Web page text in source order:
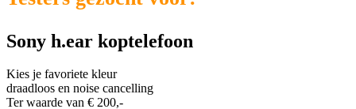
Sony h.ear koptelefoon
Kies je favoriete kleur
draadloos en noise cancelling
Ter waarde van € 200,-